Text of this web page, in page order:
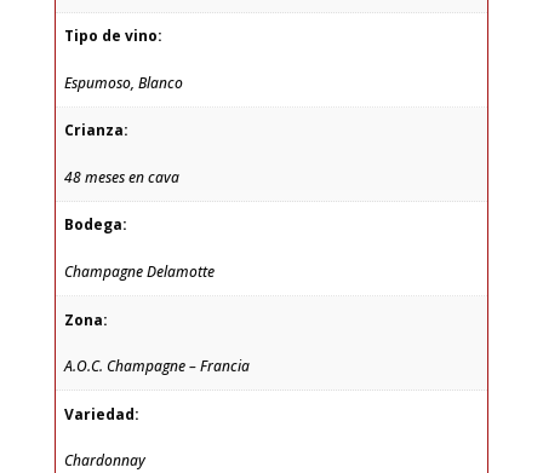
Tipo de vino:
Espumoso, Blanco
Crianza:
48 meses en cava
Bodega:
Champagne Delamotte
Zona:
A.O.C. Champagne – Francia
Variedad:
Chardonnay